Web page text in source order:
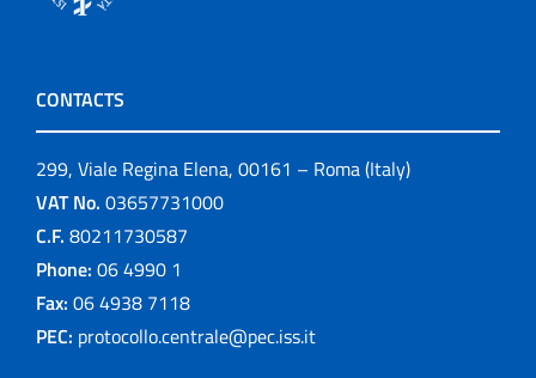
CONTACTS
299, Viale Regina Elena, 00161 – Roma (Italy)
VAT No. 03657731000
C.F. 80211730587
Phone: 06 4990 1
Fax: 06 4938 7118
PEC: protocollo.centrale@pec.iss.it